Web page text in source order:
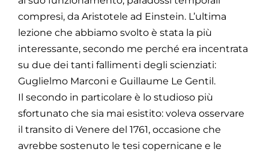
compresi, da Aristotele ad Einstein. L’ultima
lezione che abbiamo svolto è stata la più
interessante, secondo me perché era incentrata
su due dei tanti fallimenti degli scienziati:
Guglielmo Marconi e Guillaume Le Gentil.
Il secondo in particolare è lo studioso più
sfortunato che sia mai esistito: voleva osservare
il transito di Venere del 1761, occasione che
avrebbe sostenuto le tesi copernicane e le